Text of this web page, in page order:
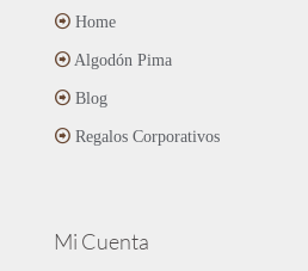
Home
Algodón Pima
Blog
Regalos Corporativos
Mi Cuenta